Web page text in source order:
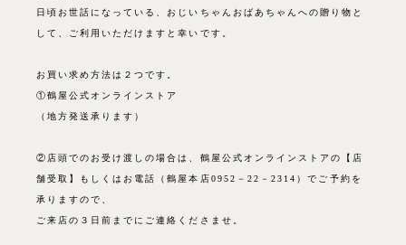
日頃お世話になっている、おじいちゃんおばあちゃんへの贈り物と
して、ご利用いただけますと幸いです。
お買い求め方法は２つです。
①鶴屋公式オンラインストア
（地方発送承ります）
②店頭でのお受け渡しの場合は、 鶴屋公式オンラインストアの【店
舗受取】もしくはお電話（鶴屋本店0952－22－2314）でご予約を
承りますので、
ご来店の３日前までにご連絡くださませ。